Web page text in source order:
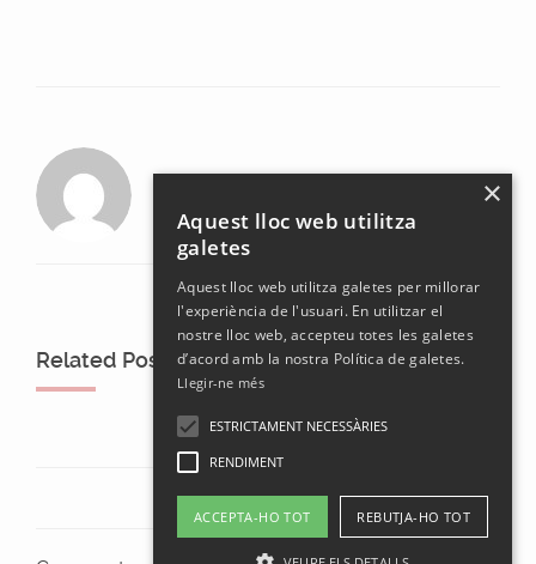
laura
Related Posts
×
Aquest lloc web utilitza
galetes
Aquest lloc web utilitza galetes per millorar
l'experiència de l'usuari. En utilitzar el
nostre lloc web, accepteu totes les galetes
d’acord amb la nostra Política de galetes.
Llegir-ne més
ESTRICTAMENT NECESSÀRIES
RENDIMENT
ACCEPTA-HO TOT REBUTJA-HO TOT